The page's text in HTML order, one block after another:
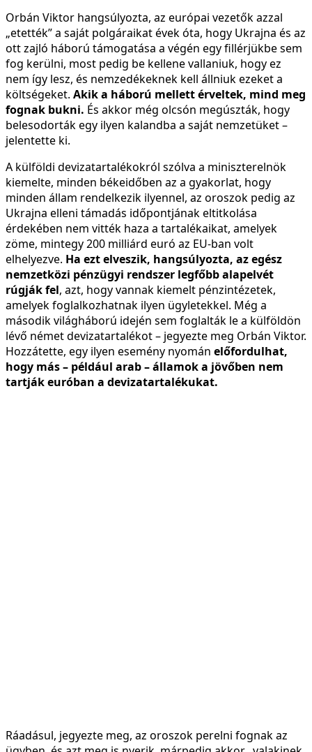
Orbán Viktor hangsúlyozta, az európai vezetők azzal
„etették” a saját polgáraikat évek óta, hogy Ukrajna és az
ott zajló háború támogatása a végén egy fillérjükbe sem
fog kerülni, most pedig be kellene vallaniuk, hogy ez
nem így lesz, és nemzedékeknek kell állniuk ezeket a
költségeket. Akik a háború mellett érveltek, mind meg
fognak bukni. És akkor még olcsón megúszták, hogy
belesodorták egy ilyen kalandba a saját nemzetüket –
jelentette ki.
A külföldi devizatartalékokról szólva a miniszterelnök
kiemelte, minden békeidőben az a gyakorlat, hogy
minden állam rendelkezik ilyennel, az oroszok pedig az
Ukrajna elleni támadás időpontjának eltitkolása
érdekében nem vitték haza a tartalékaikat, amelyek
zöme, mintegy 200 milliárd euró az EU-ban volt
elhelyezve. Ha ezt elveszik, hangsúlyozta, az egész
nemzetközi pénzügyi rendszer legfőbb alapelvét
rúgják fel, azt, hogy vannak kiemelt pénzintézetek,
amelyek foglalkozhatnak ilyen ügyletekkel. Még a
második világháború idején sem foglalták le a külföldön
lévő német devizatartalékot – jegyezte meg Orbán Viktor.
Hozzátette, egy ilyen esemény nyomán előfordulhat,
hogy más – például arab – államok a jövőben nem
tartják euróban a devizatartalékukat.
Ráadásul, jegyezte meg, az oroszok perelni fognak az